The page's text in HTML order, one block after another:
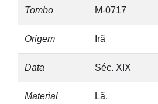
Tombo M-0717
Origem Irã
Data Séc. XIX
Material
Lã.